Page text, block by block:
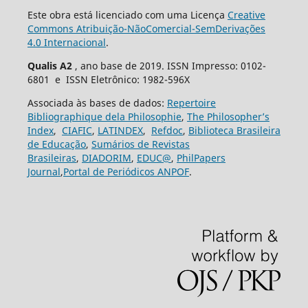
Este obra está licenciado com uma Licença Creative
Commons Atribuição-NãoComercial-SemDerivações
4.0 Internacional.
Qualis A2 , ano base de 2019. ISSN Impresso: 0102-
6801 e ISSN Eletrônico: 1982-596X
Associada às bases de dados: Repertoire
Bibliographique dela Philosophie, The Philosopher’s
Index, CIAFIC, LATINDEX, Refdoc, Biblioteca Brasileira
de Educação, Sumários de Revistas
Brasileiras, DIADORIM, EDUC@, PhilPapers
Journal,Portal de Periódicos ANPOF.